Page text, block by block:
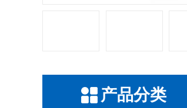
产品分类